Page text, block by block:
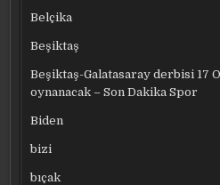
Belçika
Beşiktaş
Beşiktaş-Galatasaray derbisi 17
oynanacak – Son Dakika Spor
Biden
bizi
bıçak